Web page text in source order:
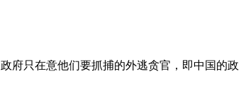
府只在意他们要抓捕的外逃贪官，即中国的政